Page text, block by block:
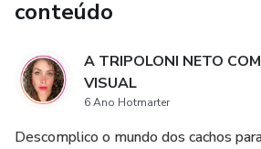
conteúdo
A TRIPOLONI NETO
VISUAL
6 Ano Hotmarter
Descomplico o mundo dos cachos